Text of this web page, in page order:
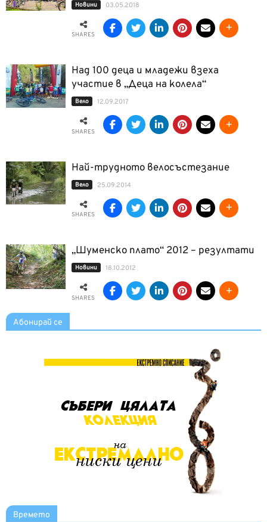
Новини 03.05.2018
SHARES
Над 100 деца и младежи взеха
участие в „Деца на колела“
Вело 12.09.2017
SHARES
Най-трудното велосъстезание
Вело 25.09.2014
SHARES
„Шуменско плато“ 2012 – резултати
Новини 18.10.2012
SHARES
Абонирай се
Времето